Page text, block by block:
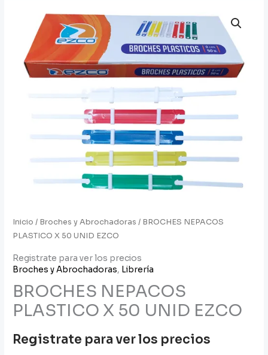
Inicio / Broches y Abrochadoras / BROCHES NEPACOS
PLASTICO X 50 UNID EZCO
Registrate para ver los precios
Broches y Abrochadoras, Librería
BROCHES NEPACOS
PLASTICO X 50 UNID EZCO
Registrate para ver los precios